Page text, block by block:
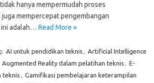
hanya mempermudah proses
mempercepat pengembangan
ini adalah… Read More »
AI untuk pendidikan teknis , Artificial Intelligence
Augmented Reality dalam pelatihan teknis , E-
teknis , Gamifikasi pembelajaran keterampilan